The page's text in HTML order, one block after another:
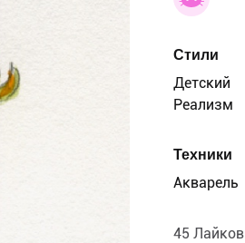
Стили
Детский
Реализм
Техники
Акварель
45 Лайков